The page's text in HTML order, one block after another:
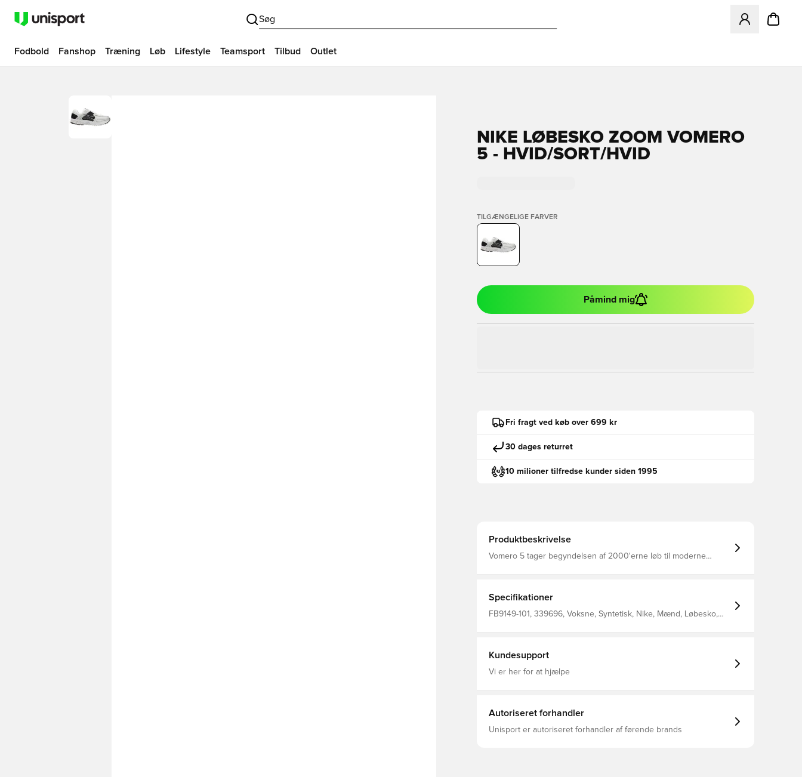
Søg
Åbner en
Fodbold Fanshop Træning Løb Lifestyle Teamsport Tilbud Outlet
NIKE LØBESKO ZOOM VOMERO
5 - HVID/SORT/HVID
TILGÆNGELIGE FARVER
Påmind mig
Fri fragt ved køb over 699 kr
30 dages returret
10 milioner tilfredse kunder siden 1995
Produktbeskrivelse
Vomero 5 tager begyndelsen af 2000'erne løb til moderne
åndbart og holdbart Cushlonskum med Zoom Air-dæmpning
giver en responsiv, jævn kørsel Gummi slidbane giver dig
holdbart trækkraft
Specifikationer
FB9149-101, 339696, Voksne, Syntetisk, Nike, Mænd, Løbesko,
Kundesupport
Vi er her for at hjælpe
Autoriseret forhandler
Unisport er autoriseret forhandler af førende brands